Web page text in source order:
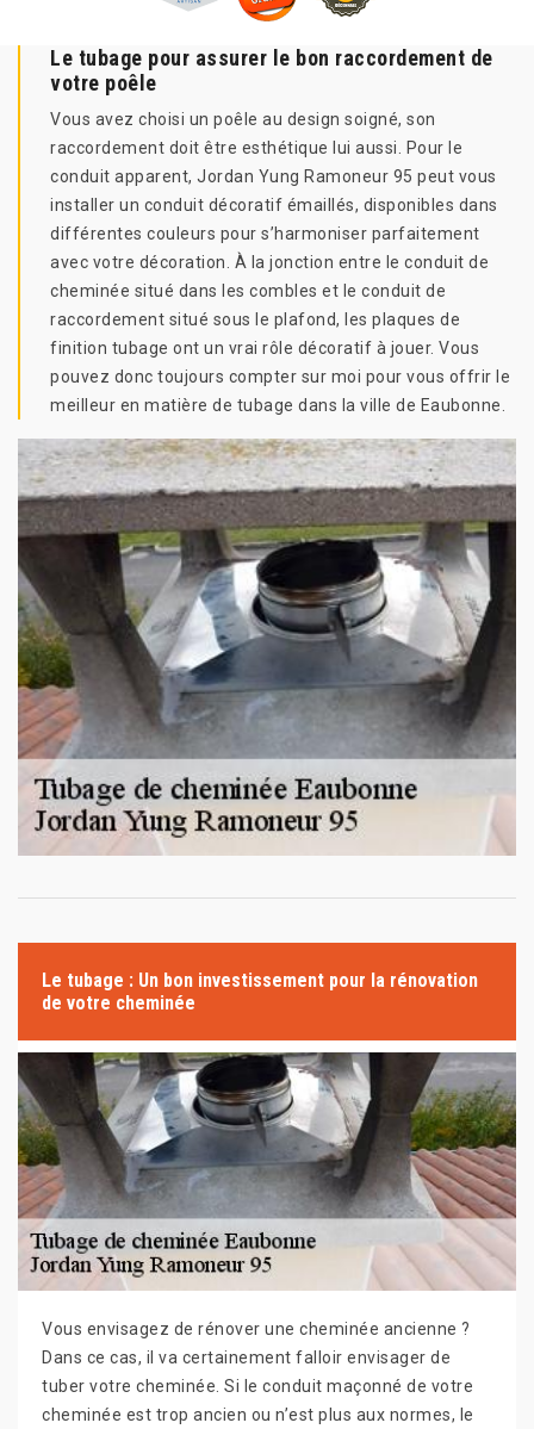
Le tubage pour assurer le bon raccordement de
votre poêle
Vous avez choisi un poêle au design soigné, son
raccordement doit être esthétique lui aussi. Pour le
conduit apparent, Jordan Yung Ramoneur 95 peut vous
installer un conduit décoratif émaillés, disponibles dans
différentes couleurs pour s’harmoniser parfaitement
avec votre décoration. À la jonction entre le conduit de
cheminée situé dans les combles et le conduit de
raccordement situé sous le plafond, les plaques de
finition tubage ont un vrai rôle décoratif à jouer. Vous
pouvez donc toujours compter sur moi pour vous offrir le
meilleur en matière de tubage dans la ville de Eaubonne.
Le tubage : Un bon investissement pour la rénovation
de votre cheminée
Vous envisagez de rénover une cheminée ancienne ?
Dans ce cas, il va certainement falloir envisager de
tuber votre cheminée. Si le conduit maçonné de votre
cheminée est trop ancien ou n’est plus aux normes, le